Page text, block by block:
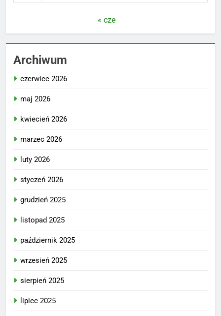
« cze
Archiwum
czerwiec 2026
maj 2026
kwiecień 2026
marzec 2026
luty 2026
styczeń 2026
grudzień 2025
listopad 2025
październik 2025
wrzesień 2025
sierpień 2025
lipiec 2025